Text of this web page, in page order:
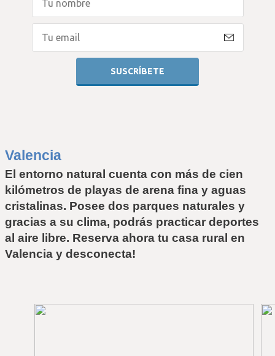
Valencia
El entorno natural cuenta con más de cien
kilómetros de playas de arena fina y aguas
cristalinas. Posee dos parques naturales y
gracias a su clima, podrás practicar deportes
al aire libre. Reserva ahora tu casa rural en
Valencia y desconecta!